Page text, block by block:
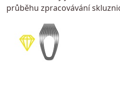
průběhu zpracovávání